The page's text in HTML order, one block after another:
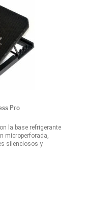
Pro
la base refrigerante
microperforada,
silenciosos y